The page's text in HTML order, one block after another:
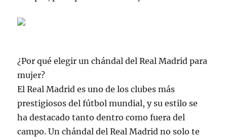
¿Por qué elegir un chándal del Real Madrid para
mujer?
El Real Madrid es uno de los clubes más
prestigiosos del fútbol mundial, y su estilo se
ha destacado tanto dentro como fuera del
campo. Un chándal del Real Madrid no solo te